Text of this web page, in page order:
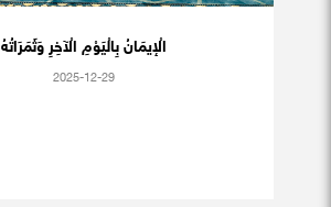
الْإيمَانُ بِالْيَوْمِ الْآخِرِ وَثَمَرَاتُهُ
2025-12-29